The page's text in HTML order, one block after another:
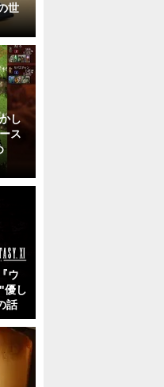
世
し
ス
ウ
優し
話